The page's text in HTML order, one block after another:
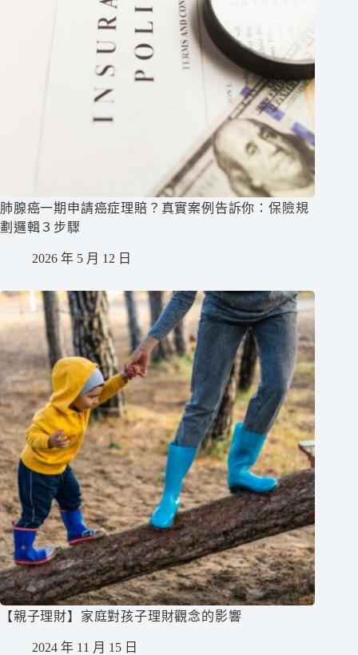
肺腺癌一期申請癌症理賠？真實案例告訴你：保險規
劃邏輯３步驟
2026 年 5 月 12 日
【親子理財】家庭對孩子理財觀念的影響
2024 年 11 月 15 日